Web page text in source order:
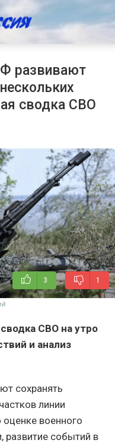
развивают
сводка СВО
3 1
СВО на утро
и анализ
сохранять
линии
военного
развитие событий в